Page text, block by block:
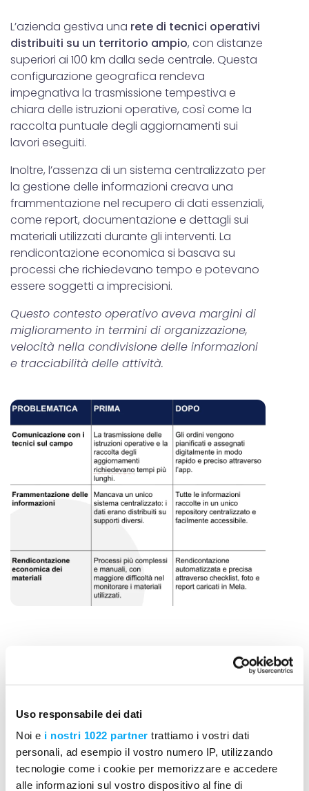
Uso responsabile dei dati
Noi e i nostri 1022 partner trattiamo i vostri dati
personali, ad esempio il vostro numero IP, utilizzando
tecnologie come i cookie per memorizzare e accedere
alle informazioni sul vostro dispositivo al fine di
L’azienda gestiva una rete di tecnici operativi
distribuiti su un territorio ampio, con distanze
superiori ai 100 km dalla sede centrale. Questa
configurazione geografica rendeva
impegnativa la trasmissione tempestiva e
chiara delle istruzioni operative, così come la
raccolta puntuale degli aggiornamenti sui
lavori eseguiti.
Inoltre, l’assenza di un sistema centralizzato per
la gestione delle informazioni creava una
frammentazione nel recupero di dati essenziali,
come report, documentazione e dettagli sui
materiali utilizzati durante gli interventi. La
rendicontazione economica si basava su
processi che richiedevano tempo e potevano
essere soggetti a imprecisioni.
Questo contesto operativo aveva margini di
miglioramento in termini di organizzazione,
velocità nella condivisione delle informazioni
e tracciabilità delle attività.
Come Mela ha
rivoluzionato i processi
aziendali.